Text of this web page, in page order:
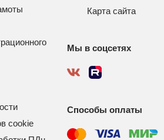
cookie
Карта сайта
Мы в соцсетях
Способы оплаты